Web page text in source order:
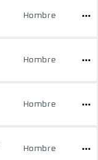
Hombre
Hombre
Hombre
Hombre